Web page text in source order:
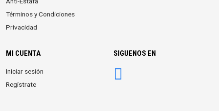
Términos y Condiciones
Privacidad
MI CUENTA
Iniciar sesión
Regístrate
SIGUENOS EN